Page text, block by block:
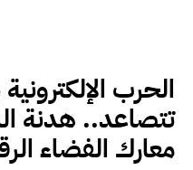
الحرب
تتصاعد.. هدنة
معارك الفضاء